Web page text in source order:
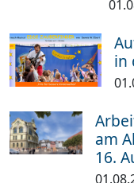
in
am
16.